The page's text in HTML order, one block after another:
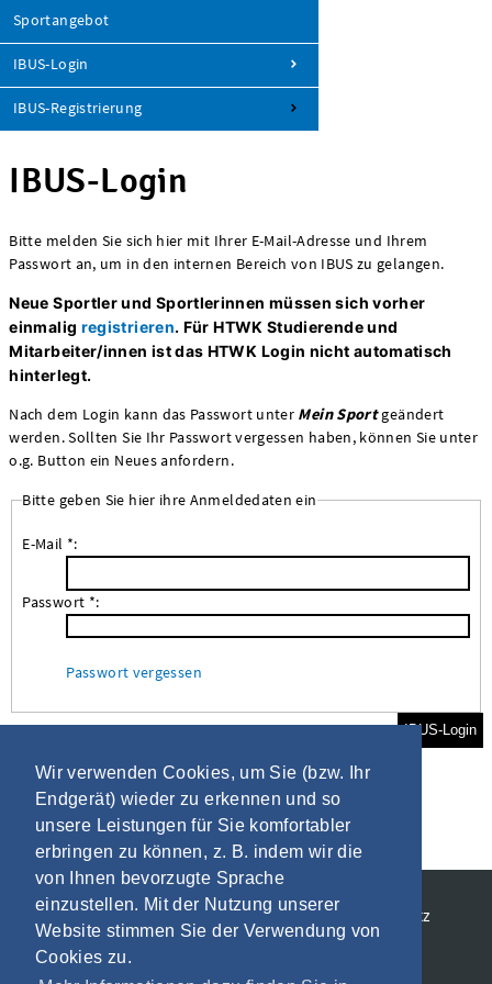
Wir verwenden Cookies, um Sie (bzw. Ihr
Endgerät) wieder zu erkennen und so
unsere Leistungen für Sie komfortabler
erbringen zu können, z. B. indem wir die
von Ihnen bevorzugte Sprache
einzustellen. Mit der Nutzung unserer
Website stimmen Sie der Verwendung von
Cookies zu.
Sportangebot
IBUS-Login
IBUS-Registrierung
IBUS-Login
Bitte melden Sie sich hier mit Ihrer E-Mail-Adresse und Ihrem
Passwort an, um in den internen Bereich von IBUS zu gelangen.
Neue Sportler und Sportlerinnen müssen sich vorher
einmalig registrieren. Für HTWK Studierende und
Mitarbeiter/innen ist das HTWK Login nicht automatisch
hinterlegt.
Nach dem Login kann das Passwort unter Mein Sport geändert
werden. Sollten Sie Ihr Passwort vergessen haben, können Sie unter
o.g. Button ein Neues anfordern.
Bitte geben Sie hier ihre Anmeldedaten ein
E-Mail *:
Passwort *:
Passwort vergessen
IBUS-Login
Allgemeine GeschäftsbedingungenDatenschutz
Impressum